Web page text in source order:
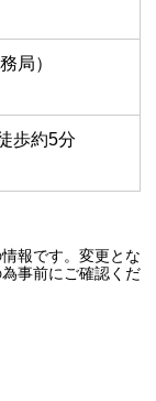
局）
歩約5分
報です。変更とな
事前にご確認くだ